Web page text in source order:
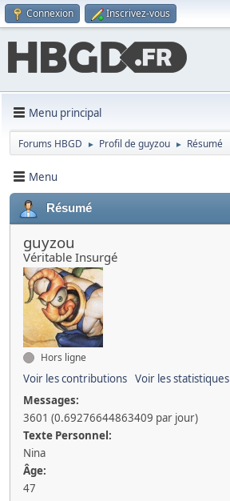
Connexion Inscrivez-vous
Menu principal
Forums HBGD ► Profil de guyzou ► Résumé
Menu
Résumé
guyzou
Véritable Insurgé
Hors ligne
Voir les contributions Voir les statistiques
Messages:
3601 (0.69276644863409 par jour)
Texte Personnel:
Nina
Âge:
47